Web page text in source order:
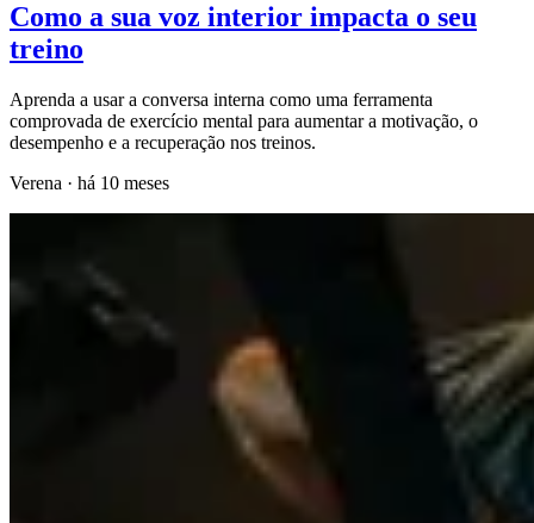
Como a sua voz interior impacta o seu
treino
Aprenda a usar a conversa interna como uma ferramenta
comprovada de exercício mental para aumentar a motivação, o
desempenho e a recuperação nos treinos.
Verena · há 10 meses